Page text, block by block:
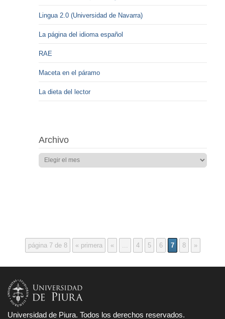
Lingua 2.0 (Universidad de Navarra)
La página del idioma español
RAE
Maceta en el páramo
La dieta del lector
Archivo
página 7 de 8 « primera « ... 4 5 6 7 8 »
Universidad de Piura. Todos los derechos reservados.